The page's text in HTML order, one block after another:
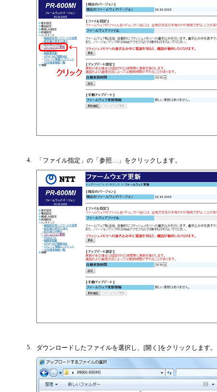
4. 「ファイル指定」の「参照…」をクリックします。
5. ダウンロードしたファイルを選択し、[開く]をクリックします。